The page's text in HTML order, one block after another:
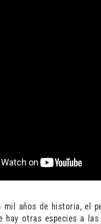
mil años de historia, el
hay otras especies a